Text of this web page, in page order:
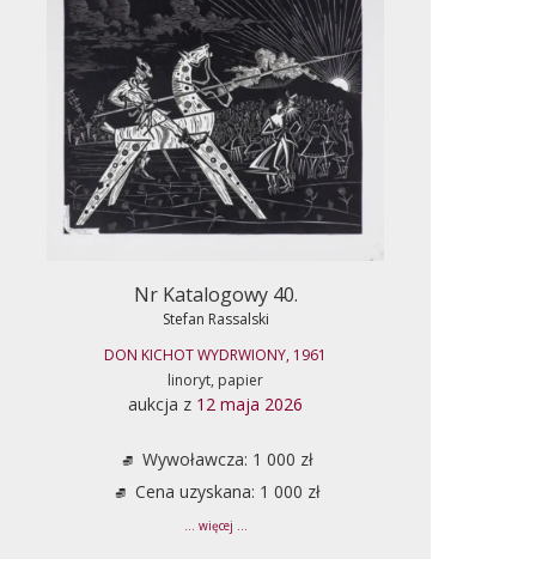
Nr Katalogowy 40.
Stefan Rassalski
DON KICHOT WYDRWIONY, 1961
linoryt, papier
aukcja z 12 maja 2026
Wywoławcza: 1 000 zł
Cena uzyskana: 1 000 zł
... więcej ...